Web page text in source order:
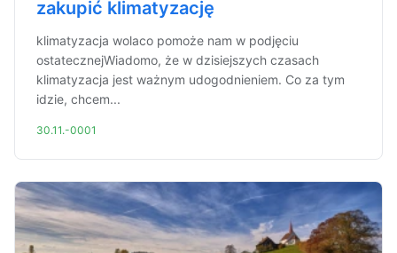
zakupić klimatyzację
klimatyzacja wolaco pomoże nam w podjęciu
ostatecznejWiadomo, że w dzisiejszych czasach
klimatyzacja jest ważnym udogodnieniem. Co za tym
idzie, chcem...
30.11.-0001